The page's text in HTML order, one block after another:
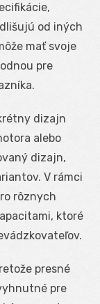
od iných
mať svoje
pre
dizajn
alebo
dizajn,
V rámci
rôznych
ktoré
presné
pre